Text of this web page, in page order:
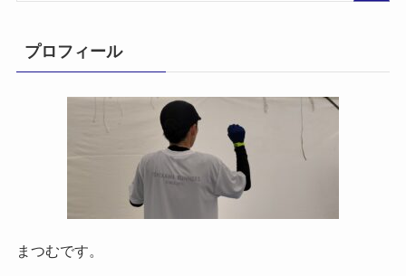
プロフィール
まつむです。